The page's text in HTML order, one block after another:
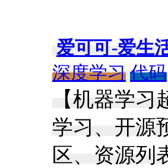
爱可可-爱生
深度学习 代码
【机器学
学习、开源
区、资源列